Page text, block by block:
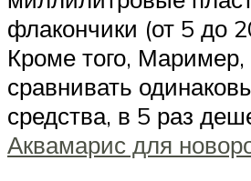
флакончики (от 5 до
Кроме того, Маример,
сравнивать
средства, в 5 раз
Аквамарис для